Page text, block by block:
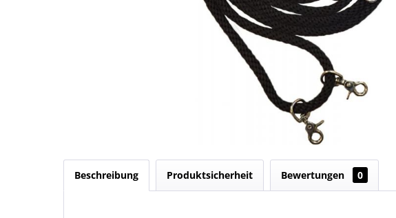
Beschreibung Produktsicherheit Bewertungen 0